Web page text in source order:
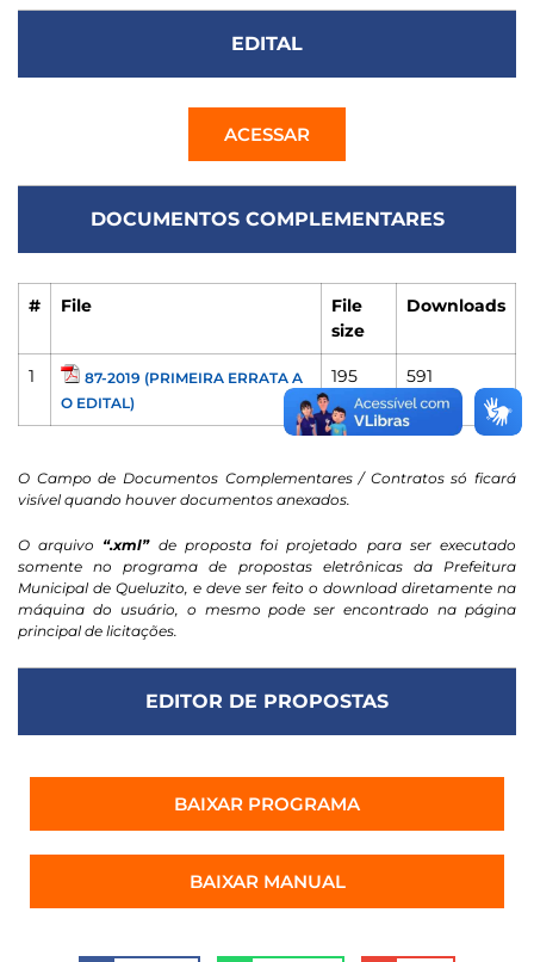
EDITAL
ACESSAR
DOCUMENTOS COMPLEMENTARES
# File
File
size
Downloads
1
87-2019 (PRIMEIRA ERRATA A
O EDITAL)
195
KB
591
O Campo de Documentos Complementares / Contratos só ficará
visível quando houver documentos anexados.
O arquivo “.xml”de proposta foi projetado para ser executado
somente no programa de propostas eletrônicas da Prefeitura
Municipal de Queluzito, e deve ser feito o download diretamente na
máquina do usuário, o mesmo pode ser encontrado na página
principal de licitações.
EDITOR DE PROPOSTAS
BAIXAR PROGRAMA
BAIXAR MANUAL